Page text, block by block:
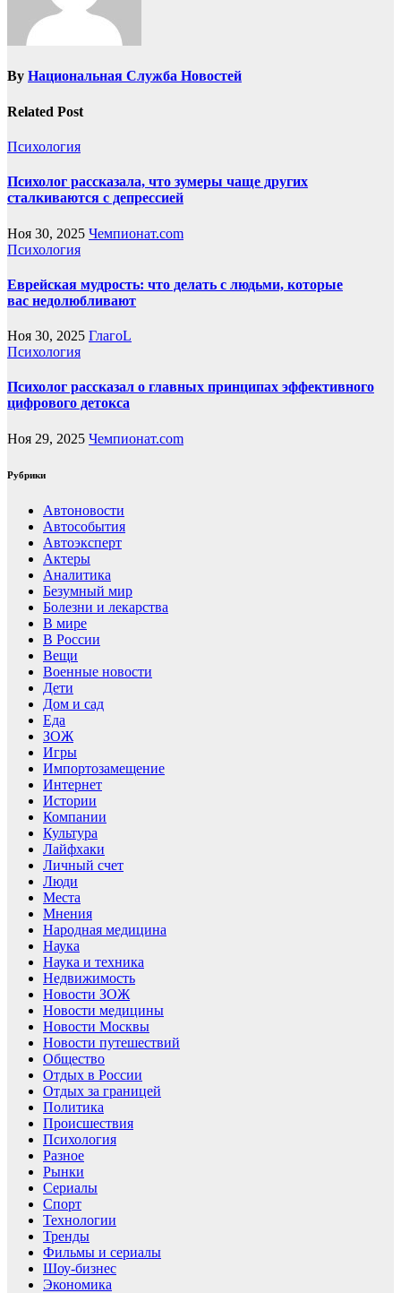
By Национальная Служба Новостей
Related Post
Психология
Психолог рассказала, что зумеры чаще других
сталкиваются с депрессией
Ноя 30, 2025 Чемпионат.com
Психология
Еврейская мудрость: что делать с людьми, которые
вас недолюбливают
Ноя 30, 2025 ГлагоL
Психология
Психолог рассказал о главных принципах эффективного
цифрового детокса
Ноя 29, 2025 Чемпионат.com
Рубрики
Автоновости
Автособытия
Автоэксперт
Актеры
Аналитика
Безумный мир
Болезни и лекарства
В мире
В России
Вещи
Военные новости
Дети
Дом и сад
Еда
ЗОЖ
Игры
Импортозамещение
Интернет
Истории
Компании
Культура
Лайфхаки
Личный счет
Люди
Места
Мнения
Народная медицина
Наука
Наука и техника
Недвижимость
Новости ЗОЖ
Новости медицины
Новости Москвы
Новости путешествий
Общество
Отдых в России
Отдых за границей
Политика
Происшествия
Психология
Разное
Рынки
Сериалы
Спорт
Технологии
Тренды
Фильмы и сериалы
Шоу-бизнес
Экономика